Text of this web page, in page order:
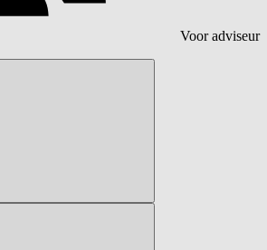
Voor adviseur